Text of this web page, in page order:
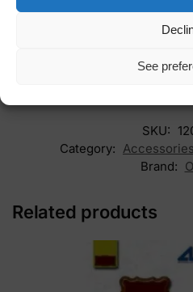
See
seilsettet et ypperlig valg. Start
rekonstruer et stykke maritim
Bestill HMS Terror seilsettet nå
SKU:
Category:
Brand:
Related products